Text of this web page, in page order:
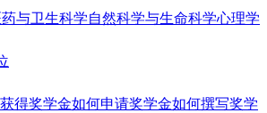
与卫生科学自然科学与生命科学心理学
得奖学金如何申请奖学金如何撰写奖学